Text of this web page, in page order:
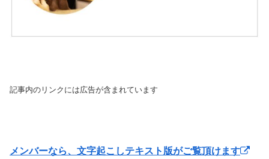
記事内のリンクには広告が含まれています
メンバーなら、文字起こしテキスト版がご覧頂けます